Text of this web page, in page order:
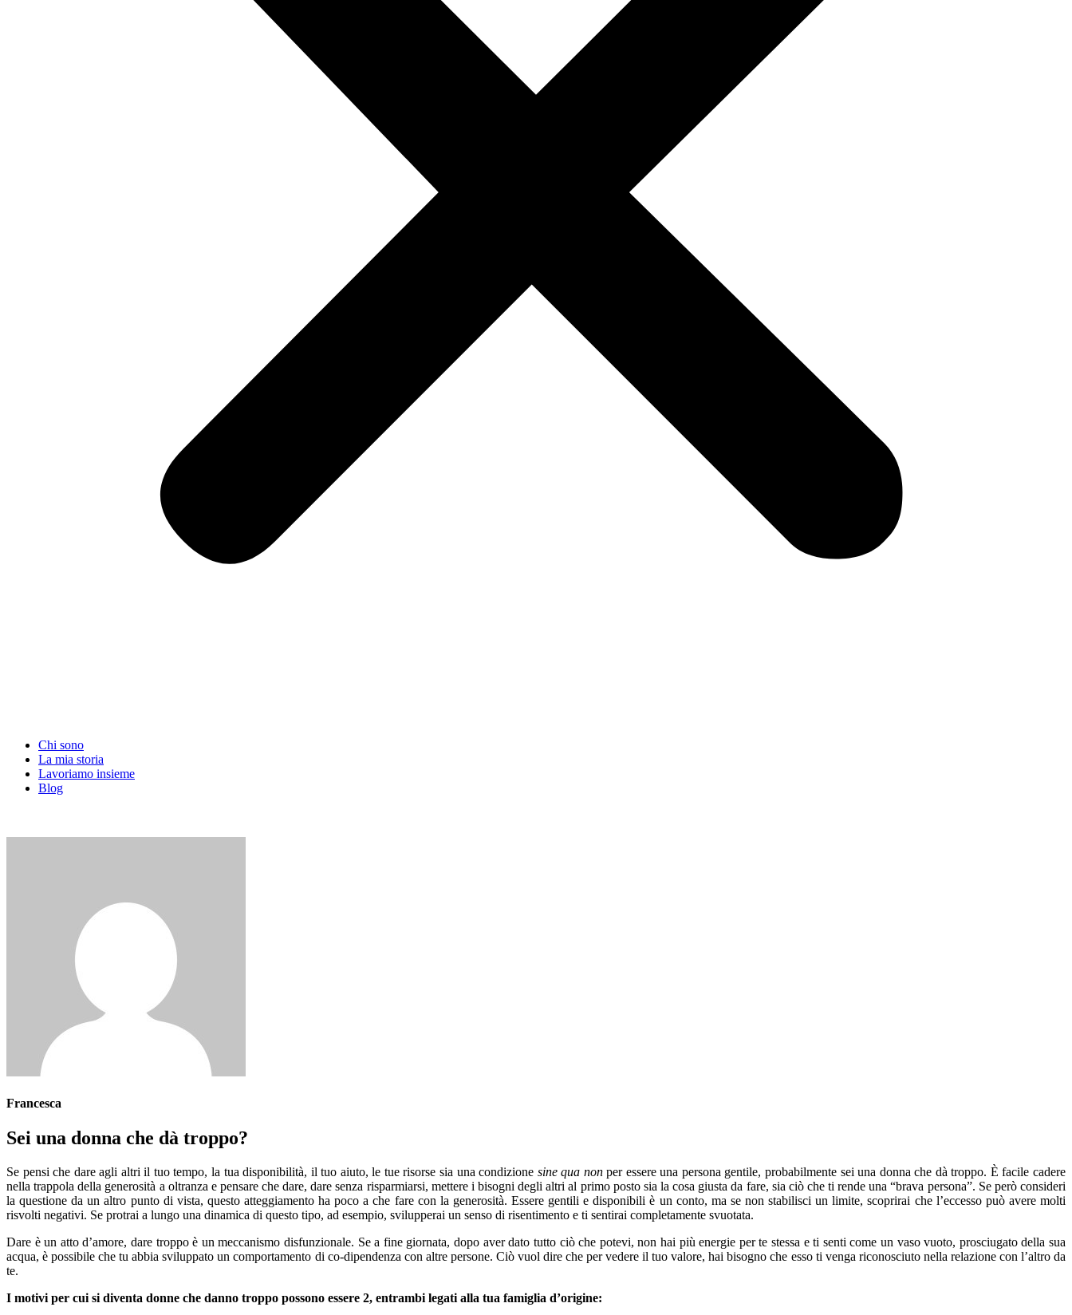
Chi sono
La mia storia
Lavoriamo insieme
Blog
Francesca
Sei una donna che dà troppo?
Se pensi che dare agli altri il tuo tempo, la tua disponibilità, il tuo aiuto, le tue risorse sia una condizione sine qua nonper essere una persona gentile, probabilmente sei una donna che dà troppo. È facile cadere
nella trappola della generosità a oltranza e pensare che dare, dare senza risparmiarsi, mettere i bisogni degli altri al primo posto sia la cosa giusta da fare, sia ciò che ti rende una “brava persona”. Se però consideri
la questione da un altro punto di vista, questo atteggiamento ha poco a che fare con la generosità. Essere gentili e disponibili è un conto, ma se non stabilisci un limite, scoprirai che l’eccesso può avere molti
risvolti negativi. Se protrai a lungo una dinamica di questo tipo, ad esempio, svilupperai un senso di risentimento e ti sentirai completamente svuotata.
Dare è un atto d’amore, dare troppo è un meccanismo disfunzionale. Se a fine giornata, dopo aver dato tutto ciò che potevi, non hai più energie per te stessa e ti senti come un vaso vuoto, prosciugato della sua
acqua, è possibile che tu abbia sviluppato un comportamento di co-dipendenza con altre persone. Ciò vuol dire che per vedere il tuo valore, hai bisogno che esso ti venga riconosciuto nella relazione con l’altro da
te.
I motivi per cui si diventa donne che danno troppo possono essere 2, entrambi legati alla tua famiglia d’origine: